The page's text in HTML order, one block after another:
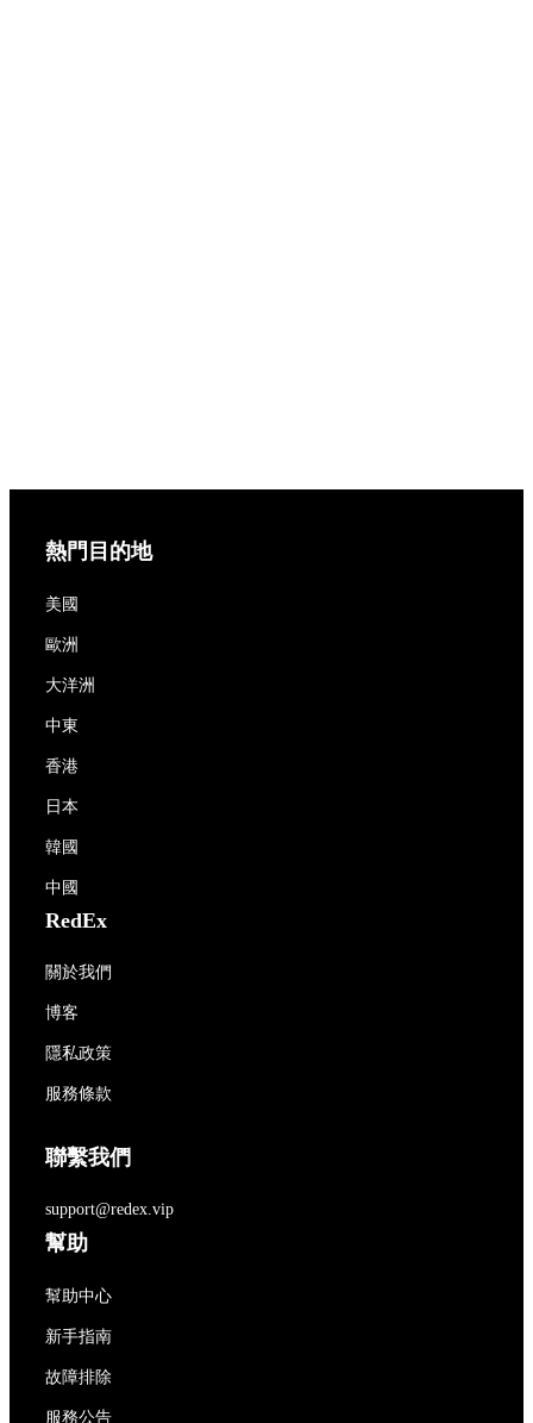
熱門目的地
美國
歐洲
大洋洲
中東
香港
日本
韓國
中國
RedEx
關於我們
博客
隱私政策
服務條款
聯繫我們
support@redex.vip
幫助
幫助中心
新手指南
故障排除
服務公告